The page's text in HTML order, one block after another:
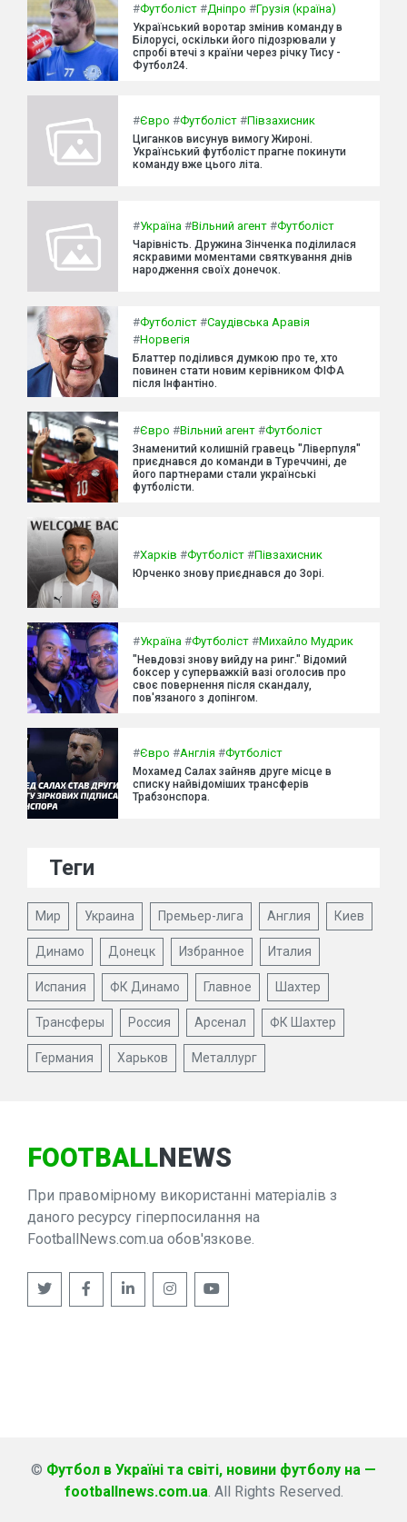
#Футболіст #Дніпро #Грузія (країна)
Український воротар змінив команду в
Білорусі, оскільки його підозрювали у
спробі втечі з країни через річку Тису -
Футбол24.
#Євро #Футболіст #Півзахисник
Циганков висунув вимогу Жироні.
Український футболіст прагне покинути
команду вже цього літа.
#Україна #Вільний агент #Футболіст
Чарівність. Дружина Зінченка поділилася
яскравими моментами святкування днів
народження своїх донечок.
#Футболіст #Саудівська Аравія
#Норвегія
Блаттер поділився думкою про те, хто
повинен стати новим керівником ФІФА
після Інфантіно.
#Євро #Вільний агент #Футболіст
Знаменитий колишній гравець "Ліверпуля"
приєднався до команди в Туреччині, де
його партнерами стали українські
футболісти.
#Харків #Футболіст #Півзахисник
Юрченко знову приєднався до Зорі.
#Україна #Футболіст #Михайло Мудрик
"Невдовзі знову вийду на ринг." Відомий
боксер у суперважкій вазі оголосив про
своє повернення після скандалу,
пов'язаного з допінгом.
#Євро #Англія #Футболіст
Мохамед Салах зайняв друге місце в
списку найвідоміших трансферів
Трабзонспора.
Теги
Мир Украина Премьер-лига Англия Киев
Динамо Донецк Избранное Италия
Испания ФК Динамо Главное Шахтер
Трансферы Россия Арсенал ФК Шахтер
Германия Харьков Металлург
FOOTBALLNEWS
При правомірному використанні матеріалів з
даного ресурсу гіперпосилання на
FootballNews.com.ua обов'язкове.
© Футбол в Україні та світі, новини футболу на —
footballnews.com.ua. All Rights Reserved.